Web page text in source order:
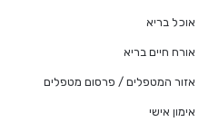
אוכל בריא
אורח חיים בריא
אזור המטפלים / פרסום מטפלים
אימון אישי